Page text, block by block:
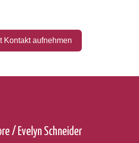
/ Evelyn Schneider